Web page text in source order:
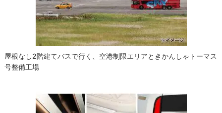
屋根なし2階建てバスで行く、空港制限エリアときかんしゃトーマス
号整備工場